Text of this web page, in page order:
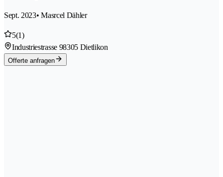
Sept. 2023• Masrcel Dähler
5(1)
Industriestrasse 98305 Dietlikon
Offerte anfragen